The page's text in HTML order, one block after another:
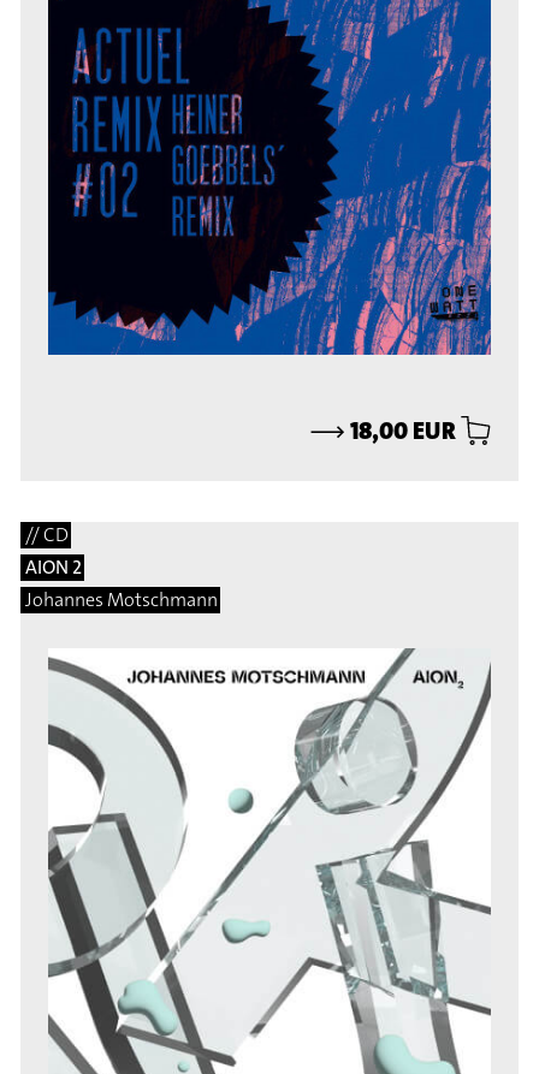
⟶18,00 EUR
// CD
AION 2
Johannes Motschmann